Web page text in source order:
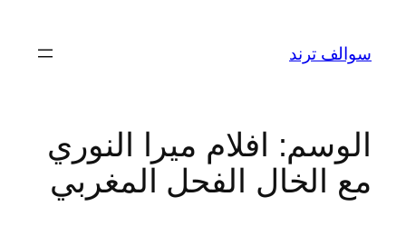
المحتوى
سوالف ترند
الوسم:
افلام ميرا النوري
مع الخال الفحل المغربي